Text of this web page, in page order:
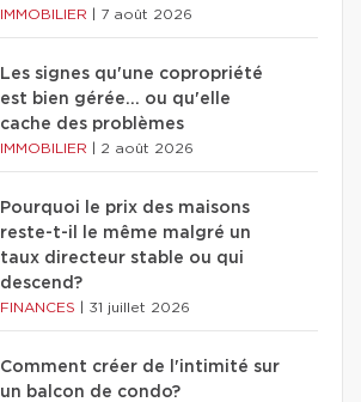
IMMOBILIER 7 août 2026
Les signes qu'une copropriété
est bien gérée… ou qu'elle
cache des problèmes
IMMOBILIER 2 août 2026
Pourquoi le prix des maisons
reste-t-il le même malgré un
taux directeur stable ou qui
descend?
FINANCES 31 juillet 2026
Comment créer de l'intimité sur
un balcon de condo?